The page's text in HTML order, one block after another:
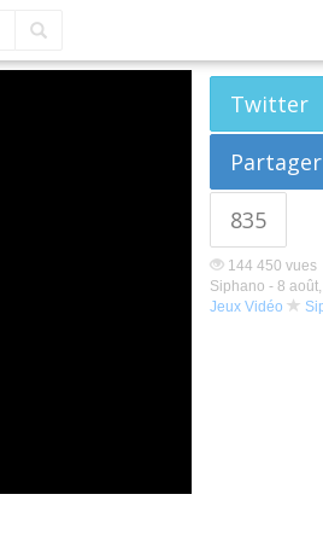
Twitter
835
144 450 vues
Siphano - 8
Jeux Vidéo